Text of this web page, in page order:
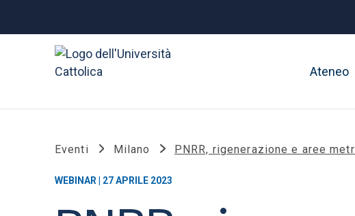
Ateneo
Eventi Milano PNRR, rigenerazione e aree
WEBINAR | 27 APRILE 2023